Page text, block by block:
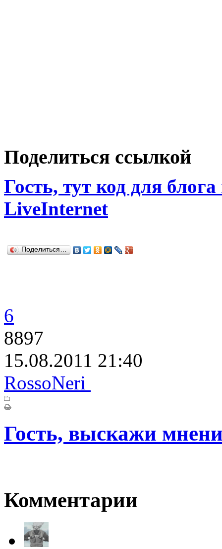
Поделиться ссылкой
Гость, тут код для
LiveInternet
Поделиться…
6
8897
15.08.2011 21:40
RossoNeri
Гость, выскажи
Комментарии